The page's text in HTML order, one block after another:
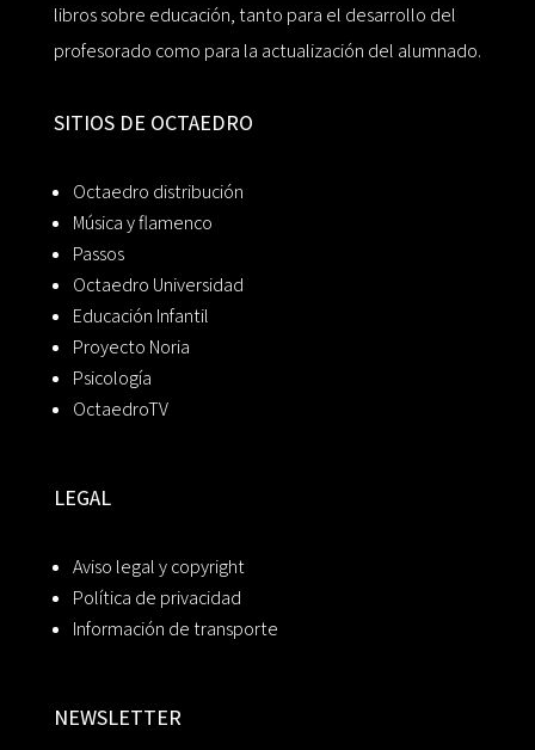
libros sobre educación, tanto para el desarrollo del
profesorado como para la actualización del alumnado.
SITIOS DE OCTAEDRO
Octaedro distribución
Música y flamenco
Passos
Octaedro Universidad
Educación Infantil
Proyecto Noria
Psicología
OctaedroTV
LEGAL
Aviso legal y copyright
Política de privacidad
Información de transporte
NEWSLETTER